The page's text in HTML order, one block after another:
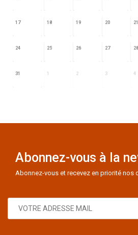
17 18 19 20 21
24 25 26 27 28
31 1 2 3 4
Abonnez-vous à la
Abonnez-vous et recevez en priorité nos